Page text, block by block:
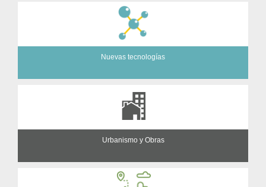
Nuevas tecnologías
Urbanismo y Obras